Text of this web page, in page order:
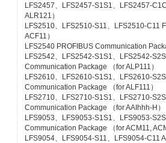
LFS2457、LFS2457-S1S1、LFS2457-
ALR121）
LFS2510、LFS2510-S11、LFS2510-C11
ACF11）
LFS2540 PROFIBUS Communication
LFS2542、LFS2542-S1S1、LFS2542-
Communication Package （for ALP111）
LFS2610、LFS2610-S1S1、LFS2610-
Communication Package （for ALF111）
LFS2710、LFS2710-S1S1、LFS2710-
Communication Package （for AAIhhh-H）
LFS9053、LFS9053-S1S1、LFS9053-
Communication Package （for ACM11,
LFS9054、LFS9054-S11、LFS9054-C11